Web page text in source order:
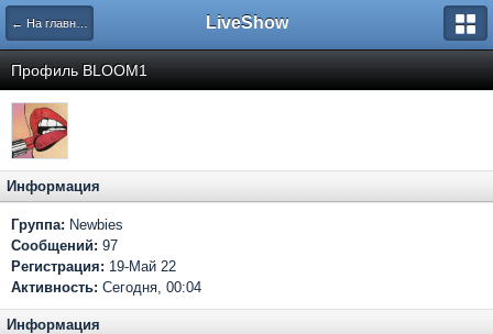
← На главную LiveShow
Профиль BLOOM1
Информация
Группа: Newbies
Сообщений: 97
Регистрация: 19-Май 22
Активность: Сегодня, 00:04
Информация